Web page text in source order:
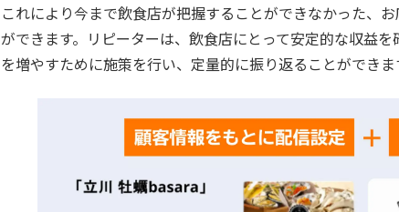
これにより今まで飲食店が把握することができなかった、
ができます。リピーターは、飲食店にとって安定的な収益
を増やすために施策を行い、定量的に振り返ることができま